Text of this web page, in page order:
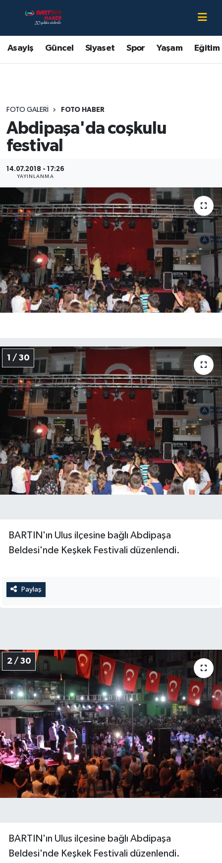
Asayiş Güncel Siyaset Spor Yaşam Eğitim
FOTO GALERI FOTO HABER
Abdipaşa'da coşkulu
festival
14.07.2018 - 17:26
YAYINLANMA
1 / 30
BARTIN'ın Ulus ilçesine bağlı Abdipaşa
Beldesi'nde Keşkek Festivali düzenlendi.
Paylaş
2 / 30
BARTIN'ın Ulus ilçesine bağlı Abdipaşa
Beldesi'nde Keşkek Festivali düzenlendi.
Asayiş
Bartın Hakkında
Eğitim
Ekonomi
Güncel
Kültür-Sanat
Magazin
Medya
Sağlık
Sinema
Spor
Tarım
Turizm
Yaşam
Yerel Yönetimler
DÜNYA
Bartın Nöbetçi Eczaneler
Bartın Hava Durumu
Bartın Trafik Yoğunluk Haritası
Süper Lig Puan Durumu ve Fikstür
Tüm Manşetler
Son Dakika Haberleri
Haber Arşivi